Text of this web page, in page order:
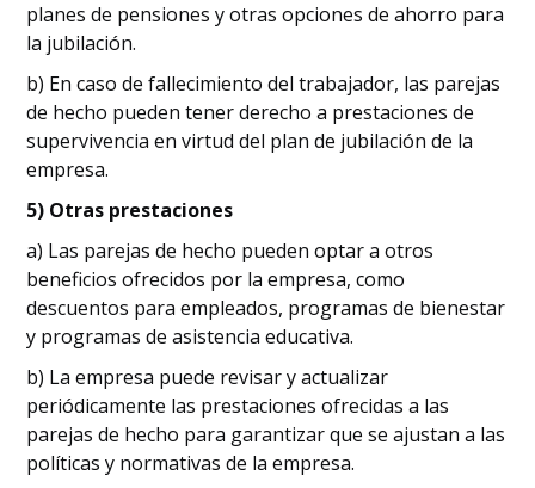
planes de pensiones y otras opciones de ahorro para
la jubilación.
b) En caso de fallecimiento del trabajador, las parejas
de hecho pueden tener derecho a prestaciones de
supervivencia en virtud del plan de jubilación de la
empresa.
5) Otras prestaciones
a) Las parejas de hecho pueden optar a otros
beneficios ofrecidos por la empresa, como
descuentos para empleados, programas de bienestar
y programas de asistencia educativa.
b) La empresa puede revisar y actualizar
periódicamente las prestaciones ofrecidas a las
parejas de hecho para garantizar que se ajustan a las
políticas y normativas de la empresa.